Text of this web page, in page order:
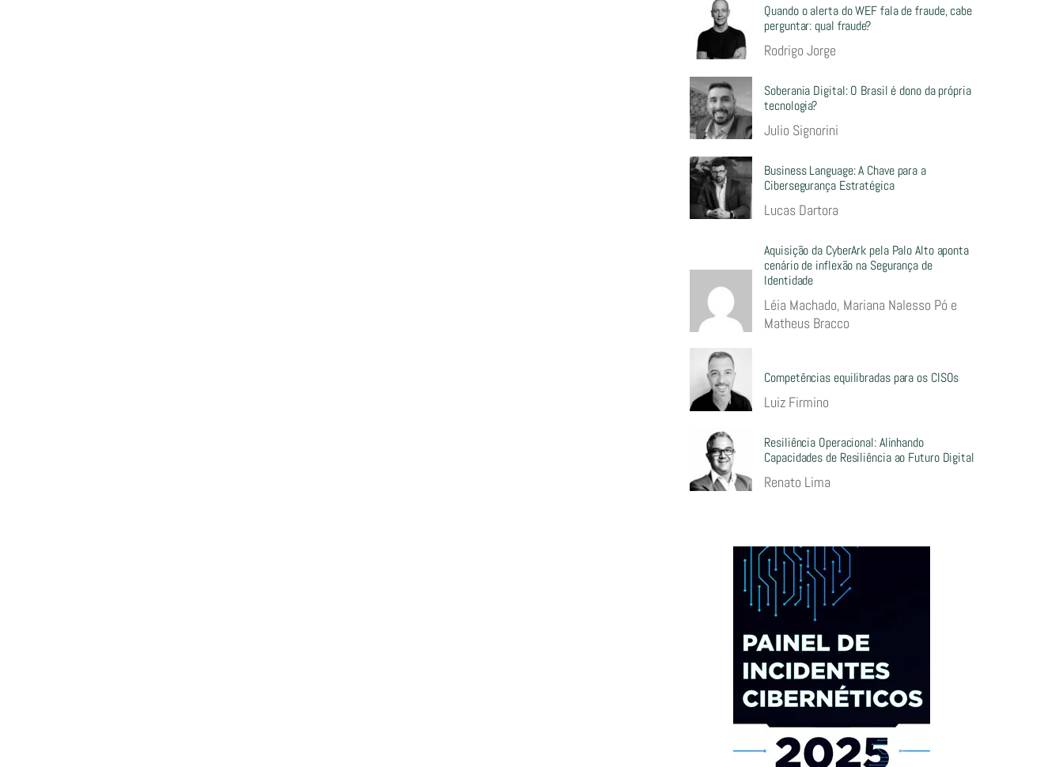
Quando o alerta do WEF fala de fraude, cabe
perguntar: qual fraude?
Rodrigo Jorge
Soberania Digital: O Brasil é dono da própria
tecnologia?
Julio Signorini
Business Language: A Chave para a
Cibersegurança Estratégica
Lucas Dartora
Aquisição da CyberArk pela Palo Alto aponta
cenário de inflexão na Segurança de
Identidade
Léia Machado, Mariana Nalesso Pó e
Matheus Bracco
Competências equilibradas para os CISOs
Luiz Firmino
Resiliência Operacional: Alinhando
Capacidades de Resiliência ao Futuro Digital
Renato Lima